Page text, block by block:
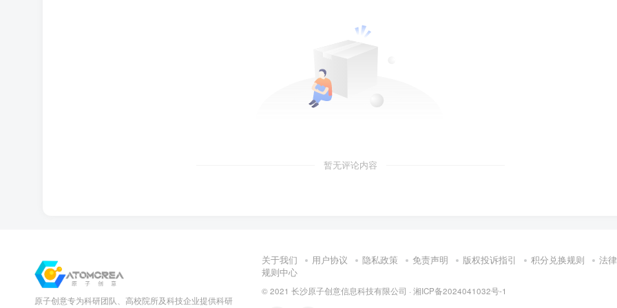
暂无评论内容
原子创意专为科研团队、高校院所及科技企业提供科研
关于我们 用户协议 隐私政策 免责声明 版权投诉指引 积分兑换规则
法
规则中心
© 2021 长沙原子创意信息科技有限公司 · 湘ICP备2024041032号-1